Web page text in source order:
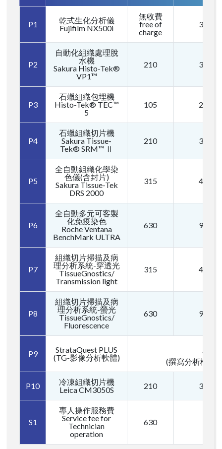
P1
乾式生化分析儀
Fujifilm NX500i
無收費
free of
charge
315
P2
自動化組織處理脫
水機
Sakura Histo-Tek®
VP1™
210 315
P3
石蠟組織包埋機
Histo-Tek® TEC™
5
105 210
P4
石蠟組織切片機
Sakura Tissue-
Tek® SRM™ Ⅱ
210 315
P5
全自動組織化學染
色儀(含封片)
Sakura Tissue-Tek
DRS 2000
315 420
P6
全自動多元可客製
化免疫染色
Roche Ventana
BenchMark ULTRA
630 945
P7
組織切片掃描及病
理分析系統-穿透光
TissueGnostics/
Transmission light
315 420
P8
組織切片掃描及病
理分析系統-螢光
TissueGnostics/
Fluorescence
630 945
P9
StrataQuest PLUS
(TG-影像分析軟體)
105
(撰寫分析模組
P10
冷凍組織切片機
Leica CM3050S
210 315
S1
專人操作服務費
Service fee for
Technician
operation
630